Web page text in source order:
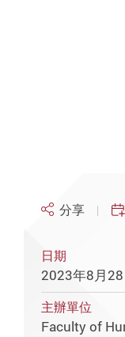
分享
日期
2023年8月28
主辦單位
Faculty of